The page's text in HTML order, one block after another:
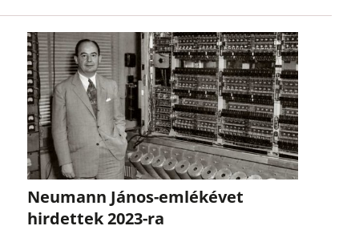
Neumann János-emlékévet
hirdettek 2023-ra